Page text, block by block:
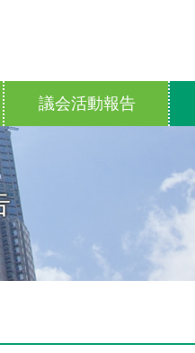
議会活動報告